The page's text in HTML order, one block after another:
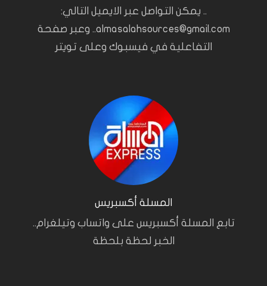
.. يمكن التواصل عبر الايميل التالي:
almasalahsources@gmail.com.. وعبر صفحة
التفاعلية في فيسبوك وعلى تويتر
المسلة أكسبريس
تابع المسلة أكسبريس على واتساب وتيلغرام..
الخبر لحظة بلحظة